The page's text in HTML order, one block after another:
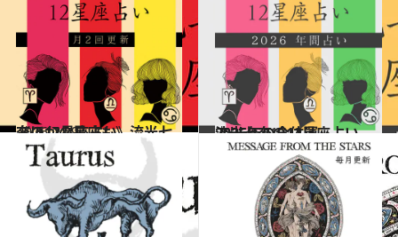
2026.7.29
《ほかの星座も》流光七奈の12星座占い
占い 2025.12.17
流光七奈の12星座占い 2026年の全体運
占い